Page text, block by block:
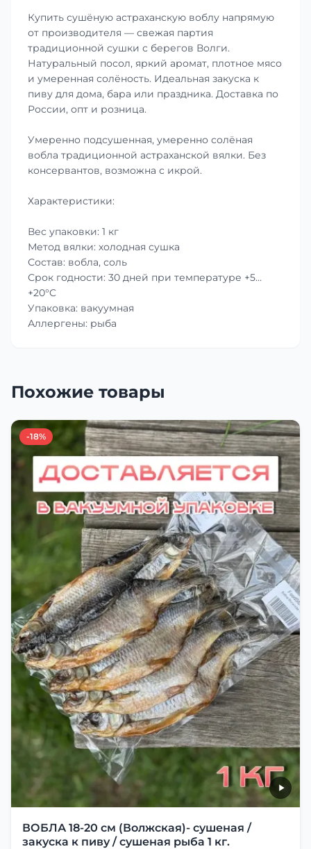
Купить сушёную астраханскую воблу напрямую
от производителя — свежая партия
традиционной сушки с берегов Волги.
Натуральный посол, яркий аромат, плотное мясо
и умеренная солёность. Идеальная закуска к
пиву для дома, бара или праздника. Доставка по
России, опт и розница.
Умеренно подсушенная, умеренно солёная
вобла традиционной астраханской вялки. Без
консервантов, возможна с икрой.
Характеристики:
Вес упаковки: 1 кг
Метод вялки: холодная сушка
Состав: вобла, соль
Срок годности: 30 дней при температуре +5…
+20°C
Упаковка: вакуумная
Аллергены: рыба
Похожие товары
-18%
ВОБЛА 18-20 см (Волжская)- сушеная /
закуска к пиву / сушеная рыба 1 кг.